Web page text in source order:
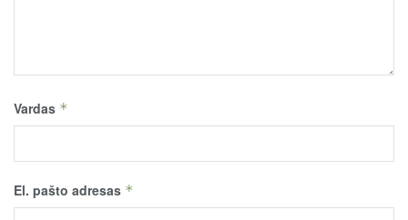
Vardas *
El. pašto adresas *